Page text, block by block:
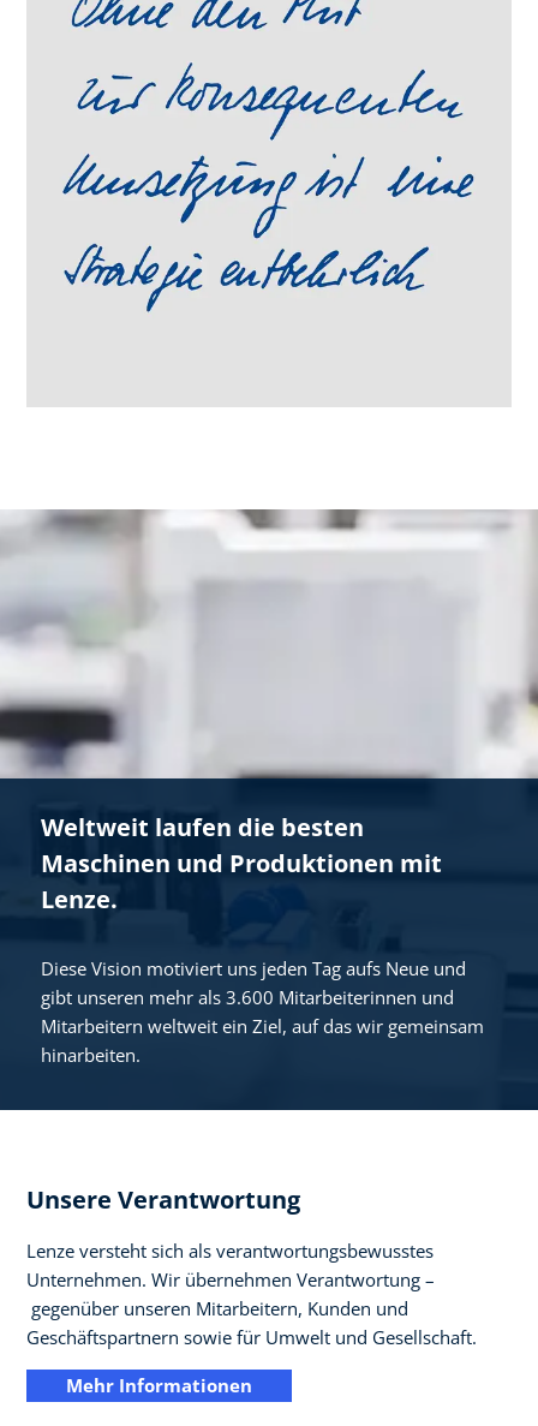
Weltweit laufen die besten
Maschinen und Produktionen mit
Lenze.
Diese Vision motiviert uns jeden Tag aufs Neue und
gibt unseren mehr als 3.600 Mitarbeiterinnen und
Mitarbeitern weltweit ein Ziel, auf das wir gemeinsam
hinarbeiten.
Unsere Verantwortung
Lenze versteht sich als verantwortungsbewusstes
Unternehmen. Wir übernehmen Verantwortung –
gegenüber unseren Mitarbeitern, Kunden und
Geschäftspartnern sowie für Umwelt und Gesellschaft.
Mehr Informationen